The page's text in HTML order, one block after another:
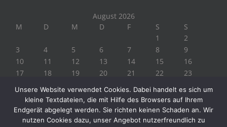
August 2026
M
D M D F S
S
1
2
3
4 5 6 7 8
9
10
11 12 13 14 15
16
17
18 19 20 21 22
23
« Juli
Unsere Website verwendet Cookies. Dabei handelt es sich um
kleine Textdateien, die mit Hilfe des Browsers auf Ihrem
Endgerät abgelegt werden. Sie richten keinen Schaden an. Wir
nutzen Cookies dazu, unser Angebot nutzerfreundlich zu